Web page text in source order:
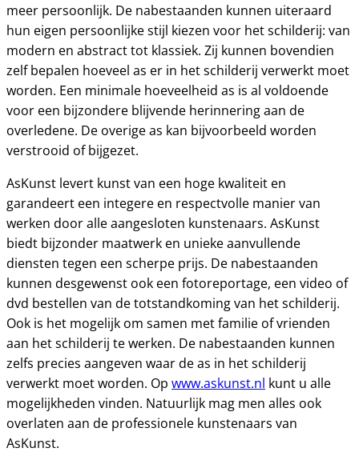
meer persoonlijk. De nabestaanden kunnen uiteraard
hun eigen persoonlijke stijl kiezen voor het schilderij: van
modern en abstract tot klassiek. Zij kunnen bovendien
zelf bepalen hoeveel as er in het schilderij verwerkt moet
worden. Een minimale hoeveelheid as is al voldoende
voor een bijzondere blijvende herinnering aan de
overledene. De overige as kan bijvoorbeeld worden
verstrooid of bijgezet.
AsKunst levert kunst van een hoge kwaliteit en
garandeert een integere en respectvolle manier van
werken door alle aangesloten kunstenaars. AsKunst
biedt bijzonder maatwerk en unieke aanvullende
diensten tegen een scherpe prijs. De nabestaanden
kunnen desgewenst ook een fotoreportage, een video of
dvd bestellen van de totstandkoming van het schilderij.
Ook is het mogelijk om samen met familie of vrienden
aan het schilderij te werken. De nabestaanden kunnen
zelfs precies aangeven waar de as in het schilderij
verwerkt moet worden. Op www.askunst.nl kunt u alle
mogelijkheden vinden. Natuurlijk mag men alles ook
overlaten aan de professionele kunstenaars van
AsKunst.